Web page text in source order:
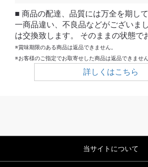
■ 商品の配達、品質には万全を期し
一商品違い、不良品などがございま
は交換致します。 そのままの状態で
※賞味期限のある商品は返品できません。
※お客様のご指定でお取寄せした商品は返品できませ
詳しくはこちら
当サイトについて